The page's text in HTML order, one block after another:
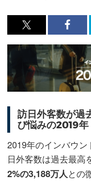
x<br>
で
記
事
を
ェ
ア
す
る
で
記
事
を
ェ
ア
す
る
訪日外客数が過
び悩みの2019年
2019年のインバウ
日外客数は過去最高
2%の3,188万人との